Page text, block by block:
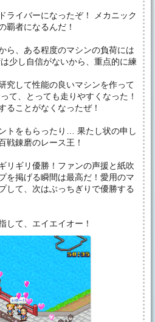
ライバーになったぞ！ メカニック
覇者になるんだ！
ら、ある程度のマシンの負荷には
少し自信がないから、重点的に練
究して性能の良いマシンを作って
て、とっても走りやすくなった！
ることがなくなったぜ！
トをもらったり… 果たし状の申し
戦錬磨のレース王！
リギリ優勝！ファンの声援と紙吹
を掲げる瞬間は最高だ！愛用のマ
して、次はぶっちぎりで優勝する
て、エイエイオー！